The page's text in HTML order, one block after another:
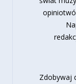
Zdobywaj